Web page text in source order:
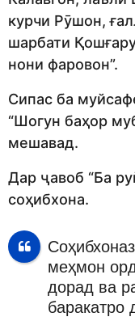
курчи Рӯшон,
шарбати
нони фаровон”.
Сипас ба
“Шогун баҳор
мешавад.
Дар ҷавоб “Ба
соҳибхона.
меҳмон
дорад ва
баракатро